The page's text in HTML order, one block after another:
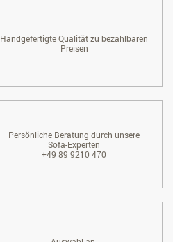
Handgefertigte Qualität zu bezahlbaren
Preisen
Persönliche Beratung durch unsere
Sofa-Experten
+49 89 9210 470